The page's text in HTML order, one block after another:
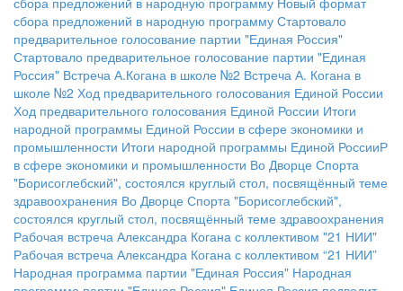
сбора предложений в народную программу Стартовало
предварительное голосование партии "Единая Россия"
Стартовало предварительное голосование партии "Единая
Россия" Встреча А.Когана в школе №2 Встреча А. Когана в
школе №2 Ход предварительного голосования Единой России
Ход предварительного голосования Единой России Итоги
народной программы Единой России в сфере экономики и
промышленности Итоги народной программы Единой РоссииР
в сфере экономики и промышленности Во Дворце Спорта
"Борисоглебский", состоялся круглый стол, посвящённый теме
здравоохранения Во Дворце Спорта "Борисоглебский",
состоялся круглый стол, посвящённый теме здравоохранения
Рабочая встреча Александра Когана с коллективом "21 НИИ"
Рабочая встреча Александра Когана с коллективом “21 НИИ”
Народная программа партии "Единая Россия" Народная